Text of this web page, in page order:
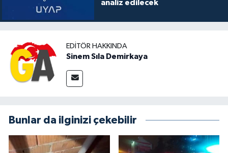
analiz edilecek
EDITÖR HAKKINDA
Sinem Sıla Demirkaya
Bunlar da ilginizi çekebilir